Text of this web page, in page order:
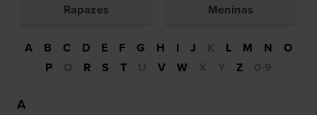
Rapazes Meninas
A B C D E F G H I J K L M N
O
P
Q R S T U V W X Y Z 0-9
A